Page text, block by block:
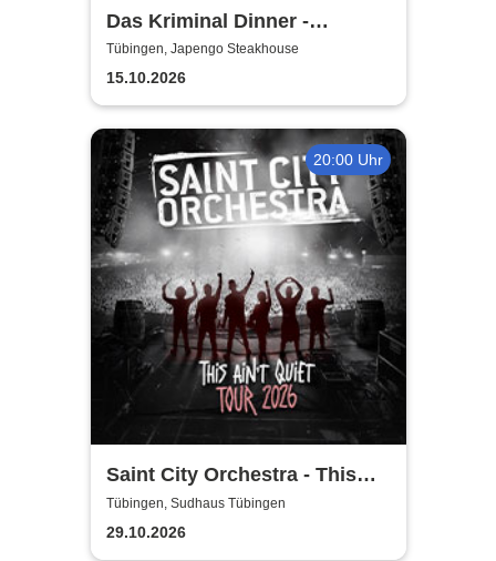
Das Kriminal Dinner -
Faustdickes Verbrechen
Tübingen, Japengo Steakhouse
15.10.2026
20:00 Uhr
Saint City Orchestra - This
Ain´t Quiet Tour 2026
Tübingen, Sudhaus Tübingen
29.10.2026